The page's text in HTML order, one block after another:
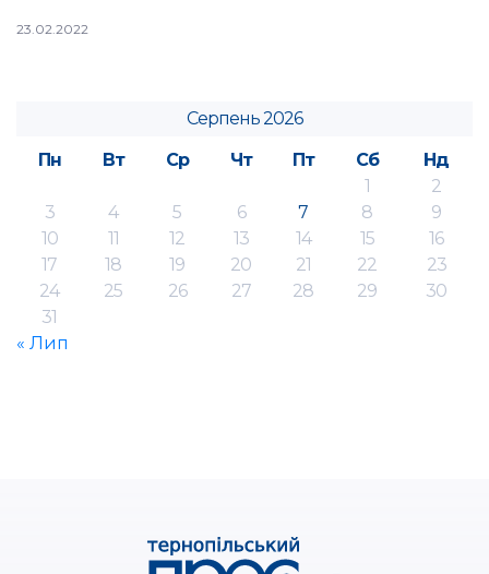
23.02.2022
Серпень 2026
Пн
Вт Ср Чт Пт Сб
Нд
1
2
3
4 5 6 7 8
9
10
11 12 13 14 15
16
17
18 19 20 21 22
23
24
25 26 27 28 29
30
31
« Лип